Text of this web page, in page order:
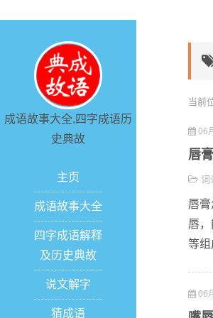
成语故事大全,四字成语历
史典故
主页
成语故事大全
四字成语解释
及历史典故
说文解字
猜成语
当前
06
唇膏
词
唇
唇
等组
06